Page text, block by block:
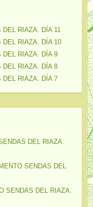
RIAZA. DÍA 11
DEL RIAZA. DÍA 10
DEL RIAZA. DÍA 9
DEL RIAZA. DÍA 8
DEL RIAZA. DÍA 7
DEL RIAZA.
SENDAS DEL
SENDAS DEL RIAZA.